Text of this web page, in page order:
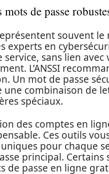
de passe
souvent
experts en
sans lien
L’ANSSI
Un mot de passe
une combinaison de
spéciaux.
des comptes en
Ces outils
pour chaque
principal.
de passe en ligne